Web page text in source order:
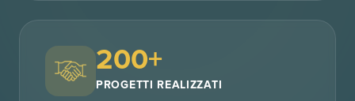
200+
PROGETTI REALIZZATI